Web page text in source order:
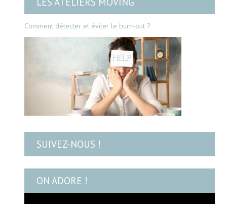
Comment détecter et éviter le burn-out ?
SUIVEZ-NOUS !
ON ADORE !